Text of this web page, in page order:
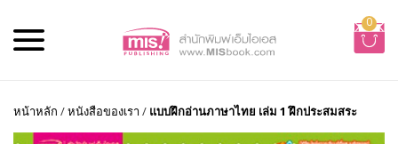
0
หน้าหลัก /หนังสือของเรา / แบบฝึกอ่านภาษาไทย เล่ม 1 ฝึกประสมสระ